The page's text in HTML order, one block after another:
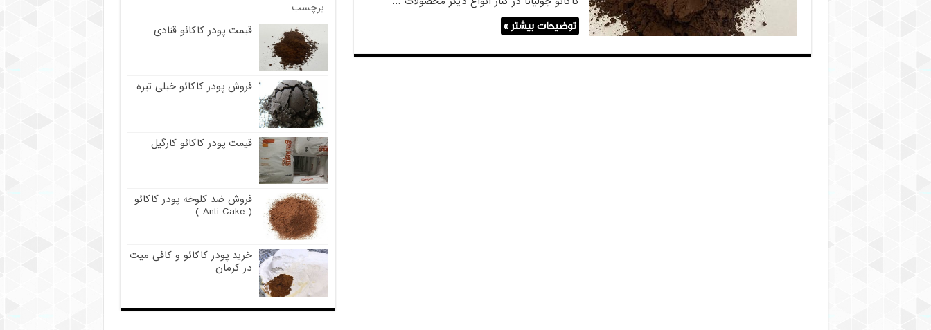
توضیحات بیشتر »
برچسب
قیمت پودر کاکائو قنادی
فروش پودر کاکائو خیلی تیره
قیمت پودر کاکائو کارگیل
فروش ضد کلوخه پودر کاکائو
( Anti Cake )
خرید پودر کاکائو و کافی میت
در کرمان